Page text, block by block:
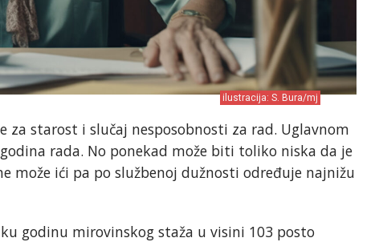
ilustracija: S. Bura/mj
za starost i slučaj nesposobnosti za rad. Uglavnom
rada. No ponekad može biti toliko niska da je
može ići pa po službenoj dužnosti određuje najnižu
godinu mirovinskog staža u visini 103 posto